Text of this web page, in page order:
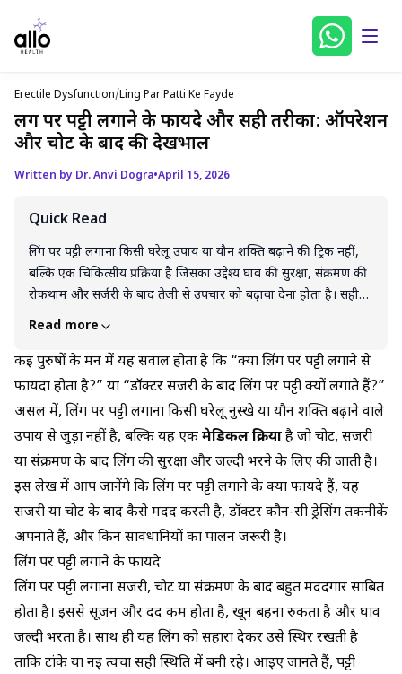
Erectile Dysfunction/Ling Par Patti Ke Fayde
लिंग पर पट्टी लगाने के फायदे और सही तरीका: ऑपरेशन
और चोट के बाद की देखभाल
Written by Dr. Anvi Dogra•April 15, 2026
Quick Read
लिंग पर पट्टी लगाना किसी घरेलू उपाय या यौन शक्ति बढ़ाने की ट्रिक नहीं,
बल्कि एक चिकित्सीय प्रक्रिया है जिसका उद्देश्य घाव की सुरक्षा, संक्रमण की
रोकथाम और सर्जरी के बाद तेजी से उपचार को बढ़ावा देना होता है। सही
तरीके से और डॉक्टर की सलाह के अनुसार की गई पट्टी सूजन, दर्द और
टाइट या गलत तरीके से पट्टी बांधने से रक्त प्रवाह रुक सकता है, जिससे
नुकसान होने की संभावना रहती है। इसलिए हमेशा ढीली और स्वच्छ पट्टी का
उपयोग करें, साफ-सफाई बनाए रखें और किसी भी असामान्यता पर तुरंत
डॉक्टर से संपर्क करें।
Read more
कई पुरुषों के मन में यह सवाल होता है कि “क्या लिंग पर पट्टी लगाने से
फायदा होता है?” या “डॉक्टर सर्जरी के बाद लिंग पर पट्टी क्यों लगाते हैं?”
असल में, लिंग पर पट्टी लगाना किसी घरेलू नुस्खे या यौन शक्ति बढ़ाने वाले
उपाय से जुड़ा नहीं है, बल्कि यह एकमेडिकल प्रक्रियाहै जो चोट, सर्जरी
या संक्रमण के बाद लिंग की सुरक्षा और जल्दी भरने के लिए की जाती है।
इस लेख में आप जानेंगे कि लिंग पर पट्टी लगाने के क्या फायदे हैं, यह
सर्जरी या चोट के बाद कैसे मदद करती है, डॉक्टर कौन-सी ड्रेसिंग तकनीकें
अपनाते हैं, और किन सावधानियों का पालन जरूरी है।
लिंग पर पट्टी लगाने के फायदे
लिंग पर पट्टी लगाना सर्जरी, चोट या संक्रमण के बाद बहुत मददगार साबित
होता है। इससे सूजन और दर्द कम होता है, खून बहना रुकता है और घाव
जल्दी भरता है। साथ ही यह लिंग को सहारा देकर उसे स्थिर रखती है
ताकि टांके या नई त्वचा सही स्थिति में बनी रहे। आइए जानते हैं, पट्टी